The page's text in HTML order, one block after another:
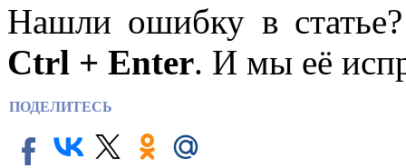
Нашли ошибку в
Ctrl + Enter. И мы её
ПОДЕЛИТЕСЬ